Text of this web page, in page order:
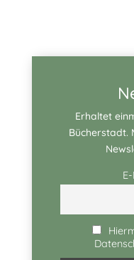
Erhaltet
Bücherstadt.